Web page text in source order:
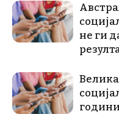
не ги
години